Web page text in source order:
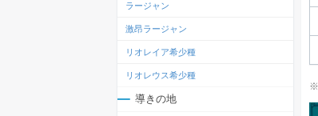
※
ラージャン
激昂ラージャン
リオレイア希少種
リオレウス希少種
導きの地